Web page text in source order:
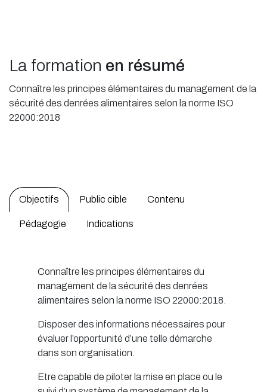
La formation en résumé
Connaître les principes élémentaires du management de la
sécurité des denrées alimentaires selon la norme ISO
22000:2018
Objectifs Public cible Contenu
Pédagogie Indications
Connaître les principes élémentaires du
management de la sécurité des denrées
alimentaires selon la norme ISO 22000:2018.
Disposer des informations nécessaires pour
évaluer l’opportunité d’une telle démarche
dans son organisation.
Etre capable de piloter la mise en place ou le